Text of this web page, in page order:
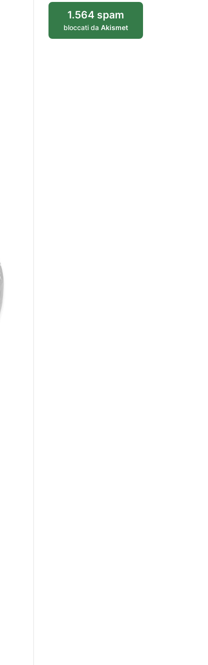
1.564 spam
bloccati da Akismet